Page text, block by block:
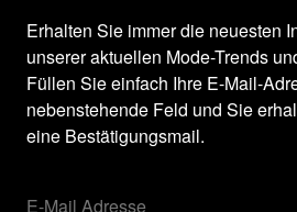
Erhalten Sie immer die neuesten
unserer aktuellen Mode-Trends
Füllen Sie einfach Ihre E-Mail-
nebenstehende Feld und Sie
eine Bestätigungsmail.